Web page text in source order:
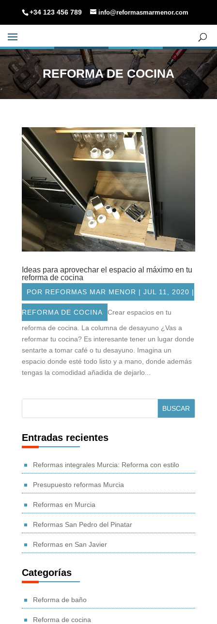
+34 123 456 789 info@reformasmarmenor.com
REFORMA DE COCINA
Ideas para aprovechar el espacio al máximo en tu
reforma de cocina
POR REFORMAS MAR MENOR | JUL 11, 2020 |
REFORMA DE COCINA
Crear espacios en tu
reforma de cocina. La columna de desayuno ¿Vas a
reformar tu cocina? Es interesante tener un lugar donde
sentarte a tomar café o tu desayuno. Imagina un
espacio donde esté todo listo y a mano, donde además
tengas la comodidad añadida de dejarlo...
Entradas recientes
Reformas integrales Murcia: Reforma con estilo
Presupuesto reformas Murcia
Reformas en Murcia
Reformas San Pedro del Pinatar
Reformas en San Javier
Categorías
Reforma de baño
Reforma de cocina